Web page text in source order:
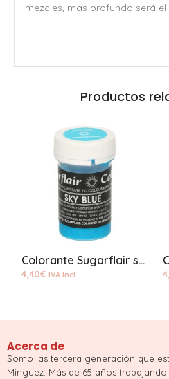
mezcles, más profundo será el
Productos
Colorante Sugarflair sky blue pastel pasta
4,40€ IVA Incl.
Acerca de
Somo las tercera generación que
Minguez. Más de 65 años